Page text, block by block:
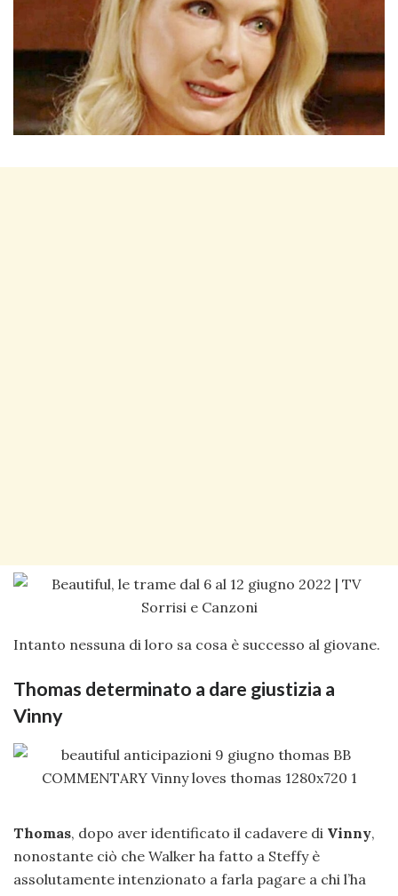
Intanto nessuna di loro sa cosa è successo al giovane.
Thomas determinato a dare giustizia a
Vinny
Thomas, dopo aver identificato il cadavere di Vinny,
nonostante ciò che Walker ha fatto a Steffy è
assolutamente intenzionato a farla pagare a chi l’ha